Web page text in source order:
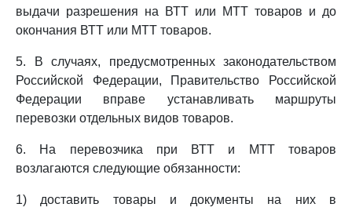
выдачи разрешения на ВТТ или МТТ товаров и до
окончания ВТТ или МТТ товаров.
5. В случаях, предусмотренных законодательством
Российской Федерации, Правительство Российской
Федерации вправе устанавливать маршруты
перевозки отдельных видов товаров.
6. На перевозчика при ВТТ и МТТ товаров
возлагаются следующие обязанности:
1) доставить товары и документы на них в